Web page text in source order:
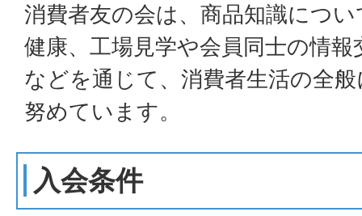
消費者友の会は、商品知識につ
健康、工場見学や会員同士の情
などを通じて、消費者生活の全
努めています。
入会条件